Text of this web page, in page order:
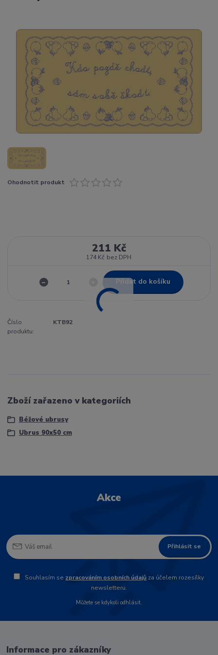
Ohodnotit produkt
211 Kč
174 Kč bez DPH
Přidat do košíku
Číslo
produktu:
KTB92
Zboží zařazeno v kategoriích
Béžové ubrusy
Ubrus 90x50 cm
Akce
Přihlásit se
Souhlasím se zpracováním osobních údajů za účelem rozesílky
newsletteru.
Můžete se kdykoli odhlásit.
Informace pro zákazníky